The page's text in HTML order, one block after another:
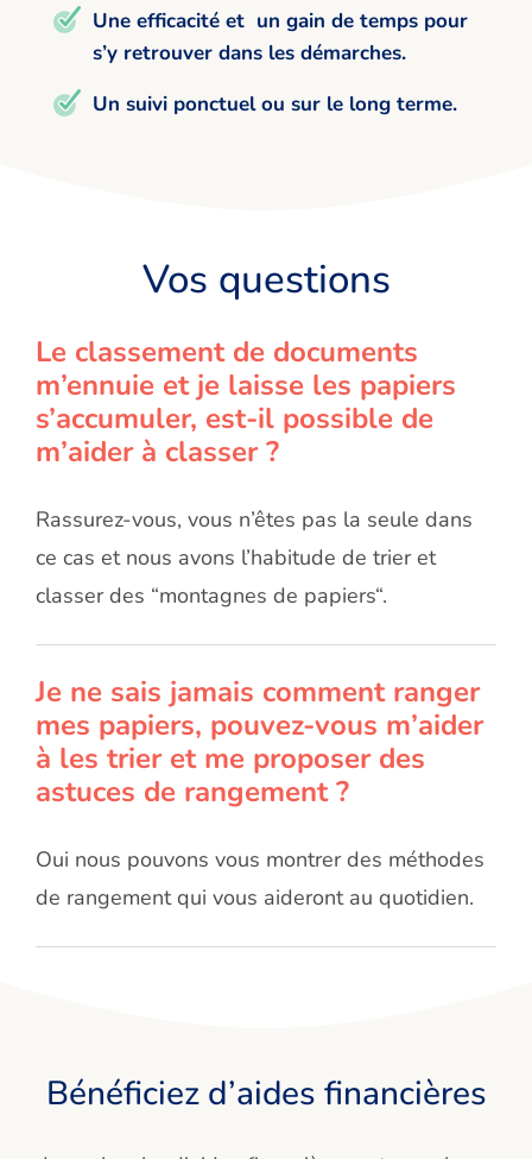
Une efficacité et un gain de temps pour
s’y retrouver dans les démarches.
Un suivi ponctuel ou sur le long terme.
Vos questions
Le classement de documents
m’ennuie et je laisse les papiers
s’accumuler, est-il possible de
m’aider à classer ?
Rassurez-vous, vous n’êtes pas la seule dans
ce cas et nous avons l’habitude de trier et
classer des “montagnes de papiers“.
Je ne sais jamais comment ranger
mes papiers, pouvez-vous m’aider
à les trier et me proposer des
astuces de rangement ?
Oui nous pouvons vous montrer des méthodes
de rangement qui vous aideront au quotidien.
Bénéficiez d’aides financières